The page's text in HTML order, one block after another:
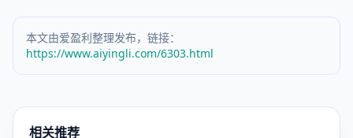
本文由爱盈利整理发布，链接：
https://www.aiyingli.com/6303.html
相关推荐